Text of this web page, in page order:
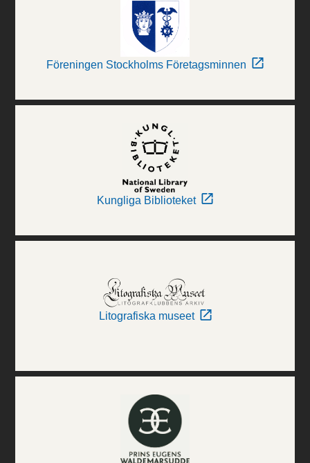
Föreningen Stockholms Företagsminnen
Kungliga Biblioteket
Litografiska museet